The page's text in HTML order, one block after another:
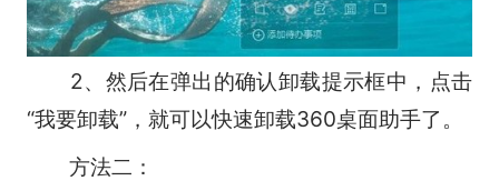
2、然后在弹出的确认卸载提示框中，点击
“我要卸载”，就可以快速卸载360桌面助手了。
方法二：